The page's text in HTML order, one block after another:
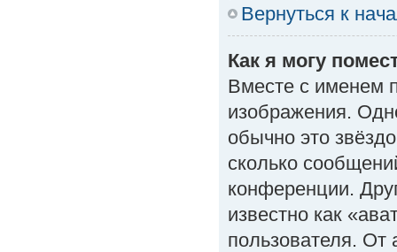
Вернуться к
Как я могу
Вместе с именем
изображения.
обычно это
сколько
конференции.
известно как
пользователя. От